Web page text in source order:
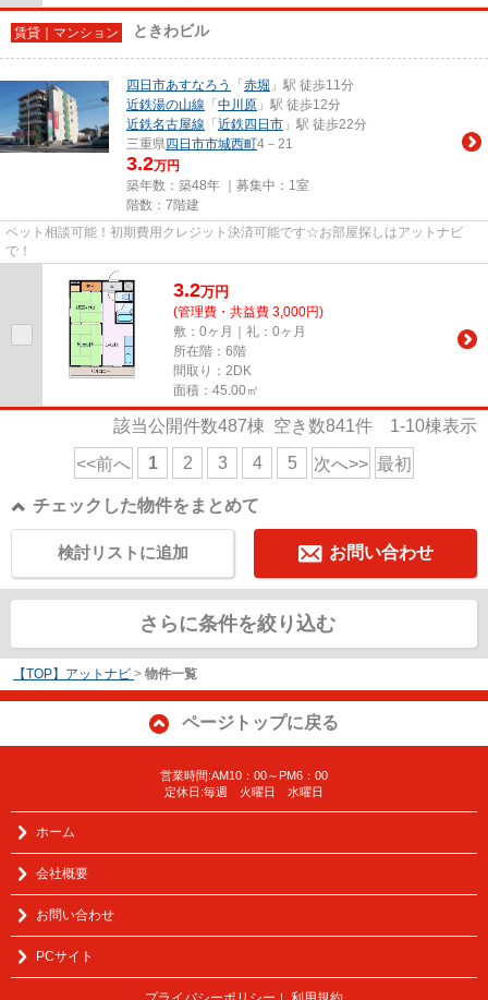
賃貸｜マンション ときわビル
四日市あすなろう 「 赤堀 」駅 徒歩11分
近鉄湯の山線 「 中川原 」駅 徒歩12分
近鉄名古屋線 「 近鉄四日市 」駅 徒歩22分
三重県四日市市城西町4－21
3.2万円
築年数：築48年 ｜募集中： 1室
階数：7階建
ペット相談可能！初期費用クレジット決済可能です☆お部屋探しはアットナビ
で！
3.2万円
(管理費・共益費 3,000円)
敷：0ヶ月｜礼：0ヶ月
所在階：6階
間取り：2DK
面積：45.00㎡
該当公開件数487棟 空き数841件 1-10棟表示
<<前へ 1 2 3 4 5 次へ>> 最初
チェックした物件をまとめて
お問い合わせ
検討リストに追加
さらに条件を絞り込む
【TOP】アットナビ > 物件一覧
ページトップに戻る
営業時間:AM10：00～PM6：00
定休日:毎週 火曜日 水曜日
ホーム
会社概要
お問い合わせ
PCサイト